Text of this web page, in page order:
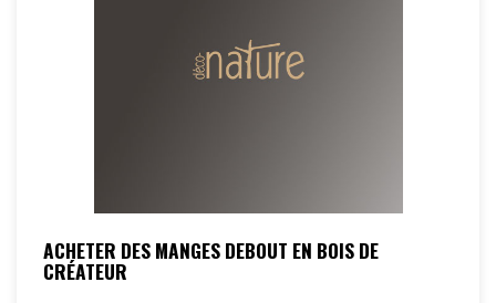
ACHETER DES MANGES DEBOUT EN BOIS DE
CRÉATEUR